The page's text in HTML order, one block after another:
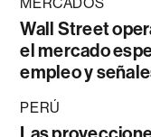
Wall Street
el mercado
empleo y
PERÚ